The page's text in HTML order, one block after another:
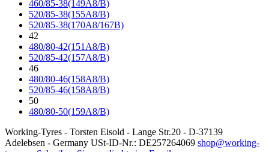
460/85-38(149A8/B)
520/85-38(155A8/B)
520/85-38(170A8/167B)
42
480/80-42(151A8/B)
520/85-42(157A8/B)
46
480/80-46(158A8/B)
520/85-46(158A8/B)
50
480/80-50(159A8/B)
Working-Tyres - Torsten Eisold - Lange Str.20 - D-37139
Adelebsen - Germany USt-ID-Nr.: DE257264069 shop@working-